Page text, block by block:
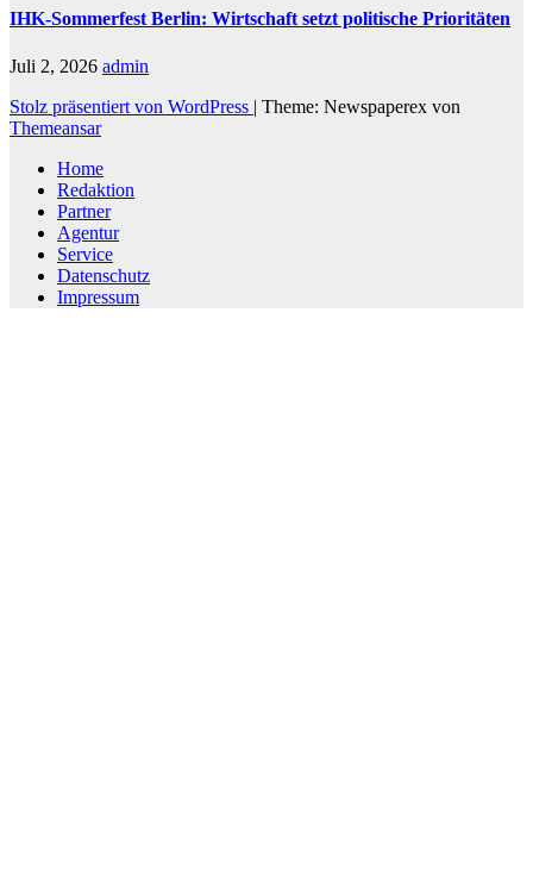
IHK-Sommerfest Berlin: Wirtschaft setzt politische Prioritäten
Juli 2, 2026 admin
Stolz präsentiert von WordPress | Theme: Newspaperex von
Themeansar
Home
Redaktion
Partner
Agentur
Service
Datenschutz
Impressum